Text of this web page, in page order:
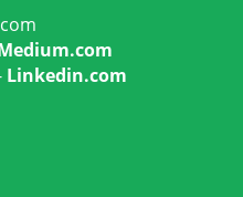
Linkedin.com